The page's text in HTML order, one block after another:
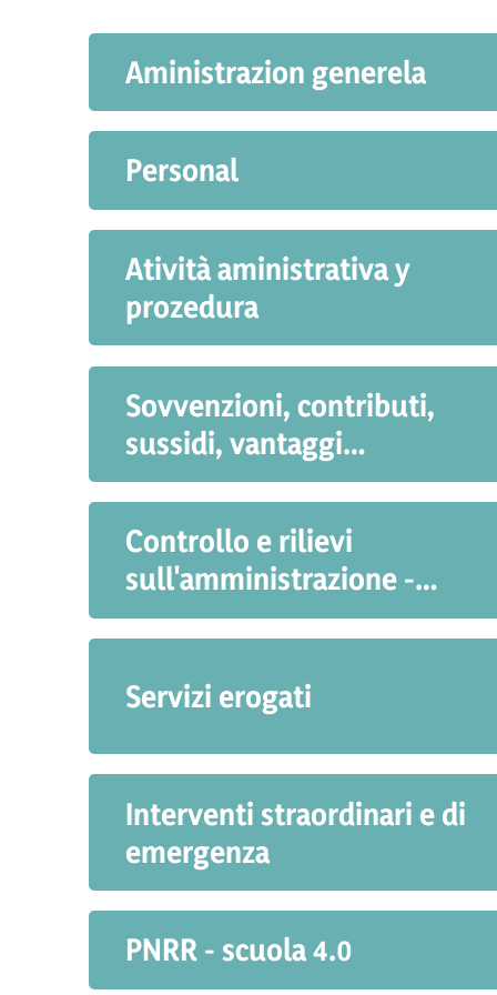
Aministrazion generela
Personal
Atività aministrativa y
prozedura
Sovvenzioni, contributi,
sussidi, vantaggi
economici
Controllo e rilievi
sull'amministrazione -
Liceo artistico
Servizi erogati
Interventi straordinari e di
emergenza
PNRR - scuola 4.0